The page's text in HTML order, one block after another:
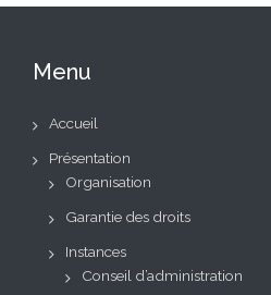
Menu
Accueil
Présentation
Organisation
Garantie des droits
Instances
Conseil d’administration